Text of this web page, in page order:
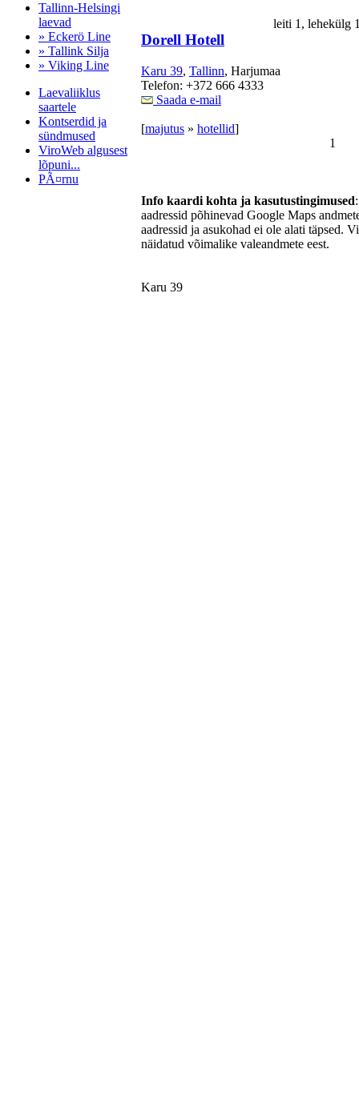
Tallinn-Helsingi
laevad
» Eckerö Line
» Tallink Silja
» Viking Line
Laevaliiklus
saartele
Kontserdid ja
sündmused
ViroWeb algusest
lõpuni...
PÃ¤rnu
leiti 1,
Dorell Hotell
Karu 39, Tallinn, Harjumaa
Telefon: +372 666 4333
Saada e-mail
[majutus » hotellid]
1
Info kaardi kohta ja kasutustingimused
aadressid põhinevad Google Maps
aadressid ja asukohad ei ole alati täpsed.
näidatud võimalike valeandmete eest.
Karu 39